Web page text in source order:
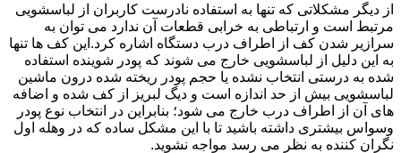
از دیگر مشکلاتی که تنها به استفاده نادرست کاربران از لباسشویی
مرتبط است و ارتباطی به خرابی قطعات آن ندارد می توان به
سرازیر شدن کف از اطراف درب دستگاه اشاره کرد.این کف ها تنها
به این دلیل از لباسشویی خارج می شوند که پودر شوینده استفاده
شده به درستی انتخاب نشده یا حجم پودر ریخته شده درون ماشین
لباسشویی بیش از حد اندازه است و دیگ لبریز از کف شده و اضافه
های آن از اطراف درب خارج می شود؛ بنابراین در انتخاب نوع پودر
وسواس بیشتری داشته باشید تا با این مشکل ساده که در وهله اول
نگران کننده به نظر می رسد مواجه نشوید.